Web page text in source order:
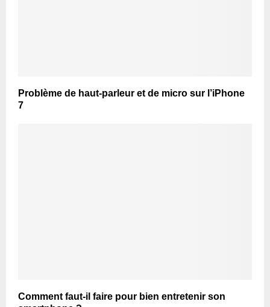
Problème de haut-parleur et de micro sur l’iPhone
7
Comment faut-il faire pour bien entretenir son